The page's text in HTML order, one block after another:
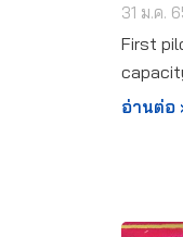
31 ม.ค.
First
อ่านต่อ